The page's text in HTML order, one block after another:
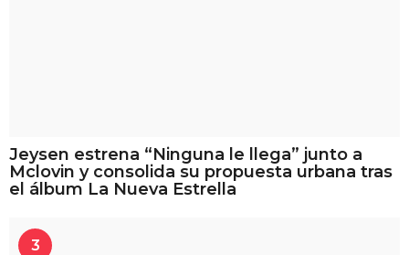
Jeysen estrena “Ninguna le llega” junto a
Mclovin y consolida su propuesta urbana tras
el álbum La Nueva Estrella
3